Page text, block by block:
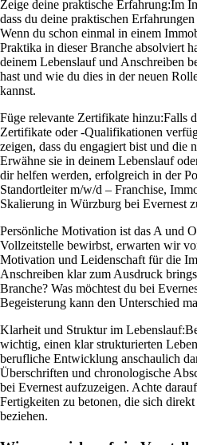
Zeige deine praktische Erfahrung:Im
dass du deine praktischen
Wenn du schon einmal in einem
Praktika in dieser Branche absolviert
deinem Lebenslauf und Anschreiben
hast und wie du dies in der neuen
kannst.
Füge relevante Zertifikate hinzu:Falls
Zertifikate oder -Qualifikationen
zeigen, dass du engagiert bist und die
Erwähne sie in deinem Lebenslauf
dir helfen werden, erfolgreich in der
Standortleiter m/w/d – Franchise,
Skalierung in Würzburg bei Evernest
Persönliche Motivation ist das A und
Vollzeitstelle bewirbst, erwarten wir
Motivation und Leidenschaft für die
Anschreiben klar zum Ausdruck
Branche? Was möchtest du bei
Begeisterung kann den Unterschied
Klarheit und Struktur im Lebenslauf:
wichtig, einen klar strukturierten
berufliche Entwicklung anschaulich
Überschriften und chronologische
bei Evernest aufzuzeigen. Achte
Fertigkeiten zu betonen, die sich
beziehen.